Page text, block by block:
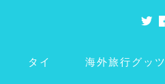
タイ 海外旅行グッツ